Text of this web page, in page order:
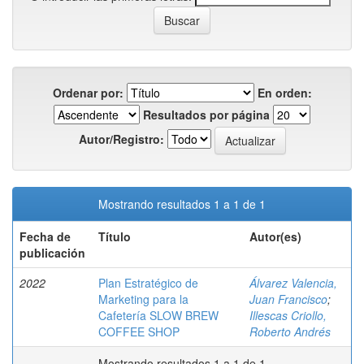
Ordenar por:
En orden:
Resultados por página
Autor/Registro:
Mostrando resultados 1 a 1 de 1
Fecha de
publicación
Título Autor(es)
2022
Plan Estratégico de
Marketing para la
Cafetería SLOW BREW
COFFEE SHOP
Álvarez Valencia,
Juan Francisco;
Illescas Criollo,
Roberto Andrés